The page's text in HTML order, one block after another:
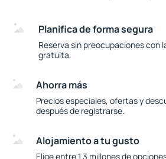
Planifica de forma segura
Reserva sin preocupaciones con
gratuita.
Ahorra más
Precios especiales, ofertas y
después de registrarse.
Alojamiento a tu gusto
Elige entre 1.3 millones de